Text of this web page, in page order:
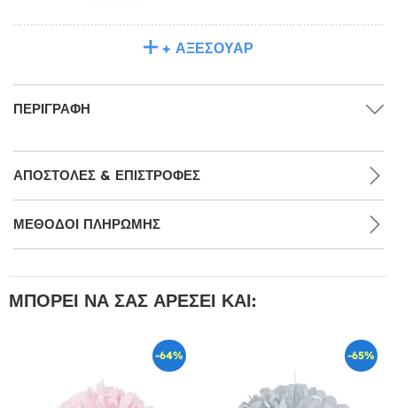
+ ΑΞΕΣΟΥΆΡ
ΠΕΡΙΓΡΑΦΉ
ΑΠΟΣΤΟΛΈΣ & ΕΠΙΣΤΡΟΦΈΣ
ΜΕΘΌΔΟΙ ΠΛΗΡΩΜΉΣ
ΜΠΟΡΕΊ ΝΑ ΣΑΣ ΑΡΈΣΕΙ ΚΑΙ:
-64% -65%